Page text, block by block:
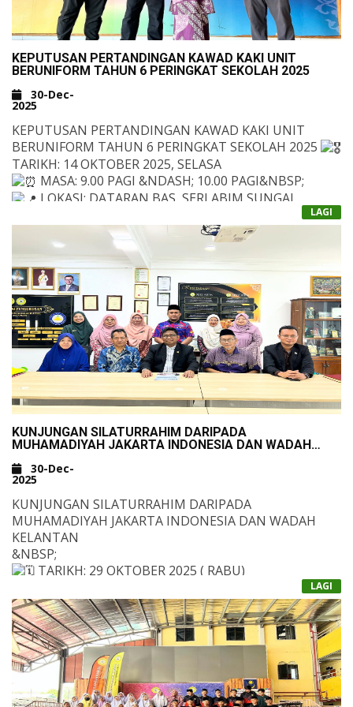
3. MAYA NUR ERYNA BINTI SALAHUDDIN AHMAD (4
ALI)
4. SUMAYYAH BINTI SHAHIR (4 UTHMAN)
KEPUTUSAN PERTANDINGAN KAWAD KAKI UNIT
BERUNIFORM TAHUN 6 PERINGKAT SEKOLAH 2025
30-Dec-
2025
KEPUTUSAN PERTANDINGAN KAWAD KAKI UNIT
BERUNIFORM TAHUN 6 PERINGKAT SEKOLAH 2025
TARIKH: 14 OKTOBER 2025, SELASA
MASA: 9.00 PAGI &NDASH; 10.00 PAGI&NBSP;
LOKASI: DATARAN BAS, SERI ABIM SUNGAI
KEPUTUSAN RASMI:
JOHAN (RM180 +PIALA) :
BULAN SABIT MERAH MALAYSIA (BSMM)
NAIB JOHAN (RM170):
PUTERI ISLAM MALAYSIA (PPIM)
TEMPAT KETIGA (RM160):
TUNAS KADET REMAJA SEKOLAH (TKRS)
TEMPAT KEEMPAT (RM155): PENGAKAP
&NBSP;
PENYAMPAIAN HADIAH TELAH DISAMPAIKAN OLEH
GURU BESAR, PUAN ROGAYAH SEBLI DI
PERHIMPUNAN ISNIN, 3 NOVEMBER 2025 DI
DATARAN AL HIKMAH
TAHNIAH KEPADA SEMUA PESERTA ATAS SEMANGAT
JUANG, KERJASAMA DAN DISIPLIN YANG
DITONJOLKAN! TERUSKAN MENYEMARAKKAN
SEMANGAT KOKURIKULUM DAN CINTAKAN UNIFORM!
&NBSP;
KLIK UNTUK VIDEO RAKAMAN PENYAMPAIAN HADIAH
LAGI
KUNJUNGAN SILATURRAHIM DARIPADA
MUHAMADIYAH JAKARTA INDONESIA DAN WADAH
30-Dec-
2025
KUNJUNGAN SILATURRAHIM DARIPADA
MUHAMADIYAH JAKARTA INDONESIA DAN WADAH
KELANTAN
&NBSP;
TARIKH: 29 OKTOBER 2025 ( RABU)
TEMPAT : KAMAR SOLUSI
JUMLAH TETAMU:
4 ORANG
LAGI